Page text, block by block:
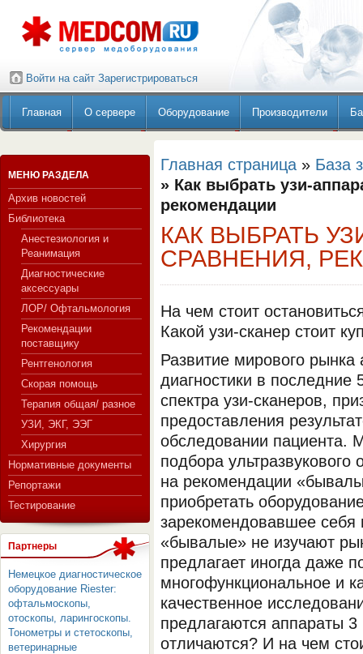
СЕРВЕР МЕДИЦИНСКОГО
Войти на сайт Зарегистрироваться
Главная О сервере Оборудование Производители
МЕНЮ РАЗДЕЛА
Архив новостей
Библиотека
Анестезиология и
Реанимация
Диагностические
аксессуары
ЛОР/ Офтальмология
Рекомендации
поставщику
Рентгенология
Скорая помощь
Терапия общая/ разное
УЗИ, ЭКГ, ЭЭГ
Хирургия
Нормативные документы
Репортажи
Тестирование
Партнеры
Немецкое диагностическое
оборудование Riester:
офтальмоскопы,
отоскопы, ларингоскопы.
Тонометры и стетоскопы,
ветеринарные
Главная страница » База
» Как выбрать узи-
рекомендации
КАК ВЫБРАТЬ
СРАВНЕНИЯ,
На чем стоит
Какой узи-сканер стоит
Развитие мирового рынка
диагностики в
спектра узи-сканеров,
предоставления
обследовании пациента.
подбора
на рекомендации
приобретать
зарекомендовавшее себя
«бывалые» не изучают
предлагает иногда даже
многофункциональное и
качественное
предлагаются аппараты
отличаются? И на чем